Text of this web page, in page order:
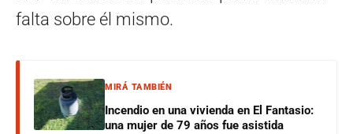
falta sobre él mismo.
MIRÁ TAMBIÉN
Incendio en una vivienda en El Fantasio:
una mujer de 79 años fue asistida